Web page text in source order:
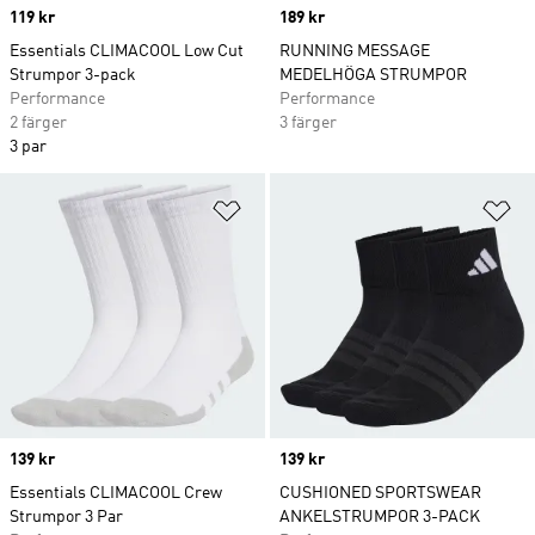
Price
119 kr
Essentials CLIMACOOL Low Cut
Strumpor 3-pack
Performance
2 färger
3 par
Price
189 kr
RUNNING MESSAGE
MEDELHÖGA STRUMPOR
Performance
3 färger
Price
139 kr
Essentials CLIMACOOL Crew
Strumpor 3 Par
Price
139 kr
CUSHIONED SPORTSWEAR
ANKELSTRUMPOR 3-PACK